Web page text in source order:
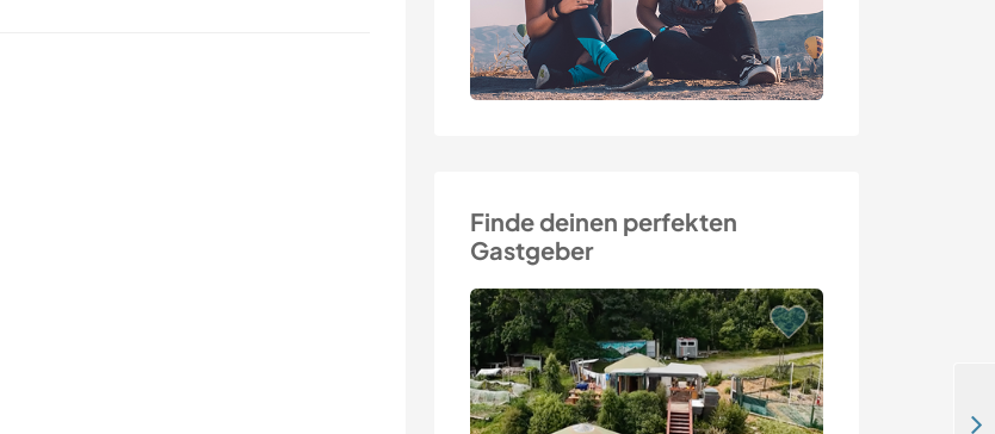
Finde deinen perfekten
Gastgeber